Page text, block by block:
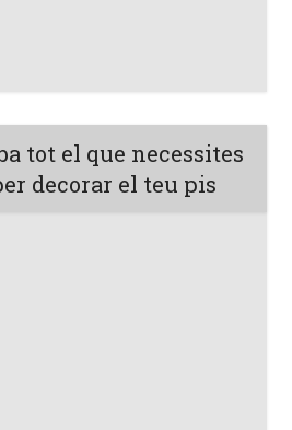
tot el que necessites
decorar el teu pis